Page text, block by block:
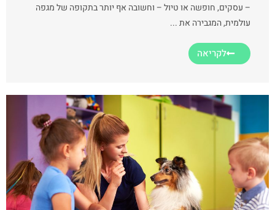
– עסקים, חופשה או טיול – וחשובה אף יותר בתקופה של מגפה
עולמית, המגבירה את ...
לקריאה